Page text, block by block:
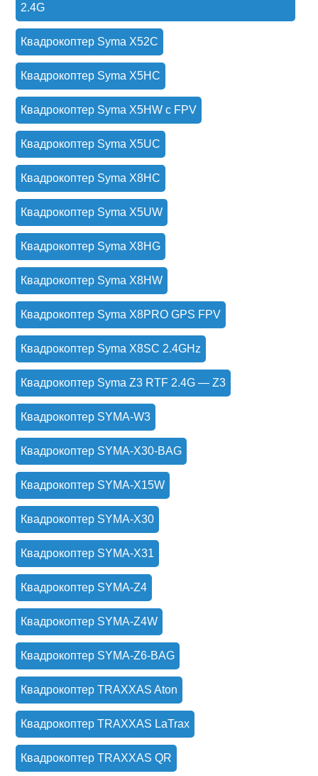
2.4G
Квадрокоптер Syma X52C
Квадрокоптер Syma X5HC
Квадрокоптер Syma X5HW с FPV
Квадрокоптер Syma X5UC
Квадрокоптер Syma X8HC
Квадрокоптер Syma X5UW
Квадрокоптер Syma X8HG
Квадрокоптер Syma X8HW
Квадрокоптер Syma X8PRO GPS FPV
Квадрокоптер Syma X8SC 2.4GHz
Квадрокоптер Syma Z3 RTF 2.4G — Z3
Квадрокоптер SYMA-W3
Квадрокоптер SYMA-X30-BAG
Квадрокоптер SYMA-X15W
Квадрокоптер SYMA-X30
Квадрокоптер SYMA-X31
Квадрокоптер SYMA-Z4
Квадрокоптер SYMA-Z4W
Квадрокоптер SYMA-Z6-BAG
Квадрокоптер TRAXXAS Aton
Квадрокоптер TRAXXAS LaTrax
Квадрокоптер TRAXXAS QR